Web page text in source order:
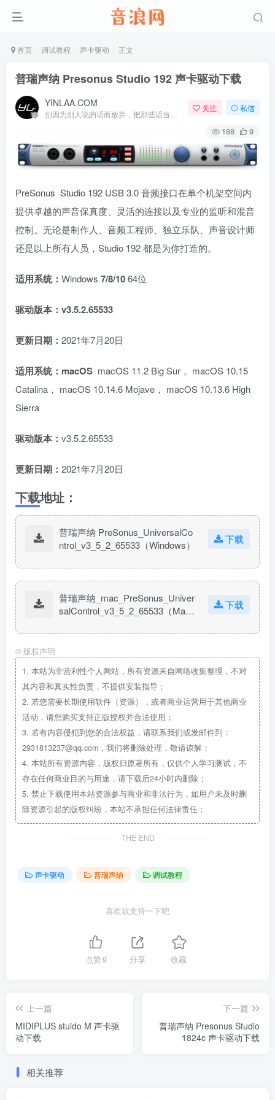
首页 调试教程 声卡驱动 正文
普瑞声纳 Presonus Studio 192 声卡驱动下载
YINLAA.COM 关注 私信
188 9
PreSonus Studio 192 USB 3.0 音频接口在单个机架空间内
提供卓越的声音保真度、灵活的连接以及专业的监听和混音
控制。无论是制作人、音频工程师、独立乐队、声音设计师
还是以上所有人员，Studio 192 都是为你打造的。
适用系统： Windows 7/8/1064位
驱动版本：v3.5.2.65533
更新日期： 2021年7月20日
适用系统：macOS macOS 11.2 Big Sur， macOS 10.15
Catalina， macOS 10.14.6 Mojave， macOS 10.13.6 High
Sierra
驱动版本： v3.5.2.65533
更新日期： 2021年7月20日
下载地址：
普瑞声纳 PreSonus_UniversalCo
ntrol_v3_5_2_65533（Windows）
下载
普瑞声纳_mac_PreSonus_Univer
salControl_v3_5_2_65533（Ma
下载
© 版权声明
1. 本站为非营利性个人网站，所有资源来自网络收集整理，不对
其内容和真实性负责，不提供安装指导；
2. 若您需要长期使用软件（资源），或者商业运营用于其他商业
活动，请您购买支持正版授权并合法使用；
3. 若有内容侵犯到您的合法权益，请联系我们或发邮件到：
2931813237@qq.com，我们将删除处理，敬请谅解；
4. 本站所有资源内容，版权归原著所有，仅供个人学习测试，不
存在任何商业目的与用途，请下载后24小时内删除；
5. 禁止下载使用本站资源参与商业和非法行为，如用户未及时删
除资源引起的版权纠纷，本站不承担任何法律责任；
THE END
声卡驱动 普瑞声纳 调试教程
喜欢就支持一下吧
点赞9 分享 收藏
上一篇
MIDIPLUS stuido M 声卡驱
动下载
下一篇
普瑞声纳 Presonus Studio
1824c 声卡驱动下载
相关推荐